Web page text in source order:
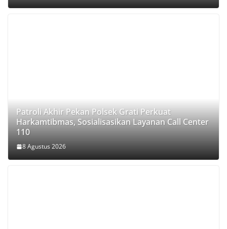
Patroli Akhir Pekan Polsek Grati Perkuat
Harkamtibmas, Sosialisasikan Layanan Call Center
110
8 Agustus 2026